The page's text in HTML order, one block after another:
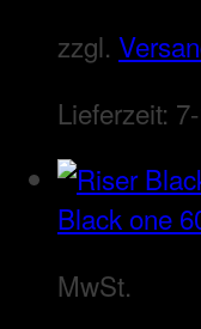
zzgl.
Lieferzeit:
Black one
MwSt.